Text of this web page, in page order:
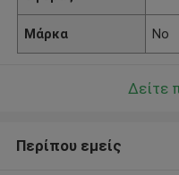
Μάρκα No
Δείτε
Περίπου εμείς